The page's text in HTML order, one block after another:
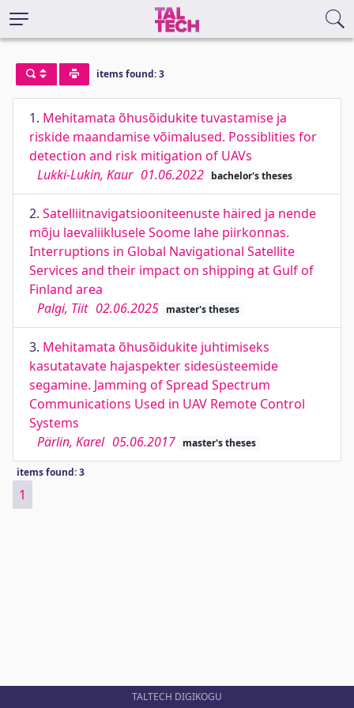
items found: 3
1. Mehitamata õhusõidukite tuvastamise ja
riskide maandamise võimalused. Possiblities for
detection and risk mitigation of UAVs
Lukki-Lukin, Kaur 01.06.2022 bachelor's theses
2. Satelliitnavigatsiooniteenuste häired ja nende
mõju laevaliiklusele Soome lahe piirkonnas.
Interruptions in Global Navigational Satellite
Services and their impact on shipping at Gulf of
Finland area
Palgi, Tiit 02.06.2025 master's theses
3. Mehitamata õhusõidukite juhtimiseks
kasutatavate hajaspekter sidesüsteemide
segamine. Jamming of Spread Spectrum
Communications Used in UAV Remote Control
Systems
Pärlin, Karel 05.06.2017 master's theses
items found: 3
1
TALTECH DIGIKOGU